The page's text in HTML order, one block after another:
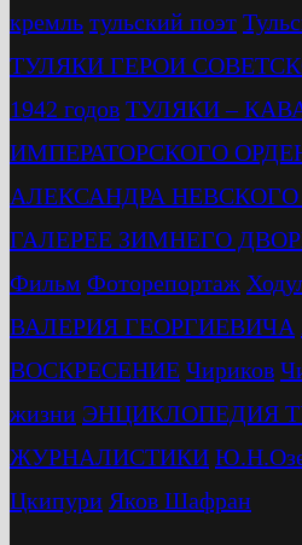
кремль тульский поэт
ТУЛЯКИ ГЕРОИ
1942 годов ТУЛЯКИ –
ИМПЕРАТОРСКОГО
АЛЕКСАНДРА
ГАЛЕРЕЕ ЗИМНЕГО
Фильм Фоторепортаж
ВАЛЕРИЯ ГЕОРГИЕВИЧА
ВОСКРЕСЕНИЕ Чириков
жизни ЭНЦИКЛОПЕДИЯ
ЖУРНАЛИСТИКИ
Цкипури Яков Шафран